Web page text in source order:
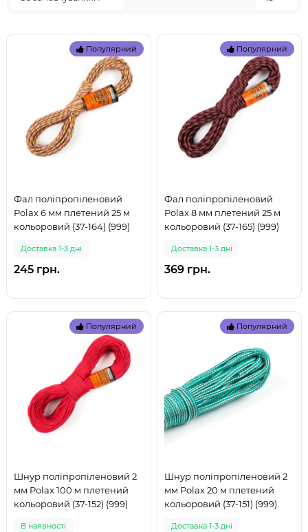
Популярний
Фал поліпропіленовий
Polax 6 мм плетений 25 м
кольоровий (37-164) (999)
Доставка 1-3 дні
245 грн.
Популярний
Фал поліпропіленовий
Polax 8 мм плетений 25 м
кольоровий (37-165) (999)
Доставка 1-3 дні
369 грн.
Популярний
Шнур поліпропіленовий 2
мм Polax 100 м плетений
кольоровий (37-152) (999)
В наявностi
Популярний
Шнур поліпропіленовий 2
мм Polax 20 м плетений
кольоровий (37-151) (999)
Доставка 1-3 дні